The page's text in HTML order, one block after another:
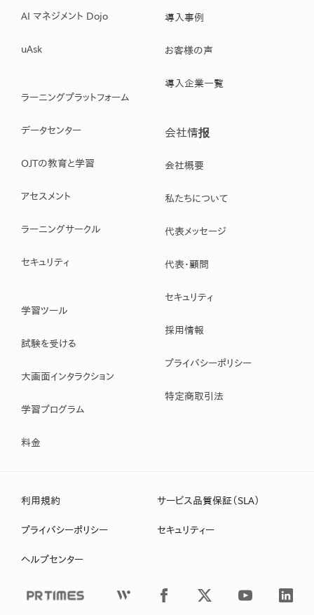
AI マネジメント Dojo
uAsk
ラーニングプラットフォーム
データセンター
OJTの教育と学習
アセスメント
ラーニングサークル
セキュリティ
学習ツール
試験を受ける
大画面インタラクション
学習プログラム
料金
導入事例
お客様の声
導入企業一覧
会社情报
会社概要
私たちについて
代表メッセージ
代表・顧問
セキュリティ
採用情報
プライバシーポリシー
特定商取引法
利用規約 サービス品質保証（SLA）
プライバシーポリシー セキュリティー
ヘルプセンター